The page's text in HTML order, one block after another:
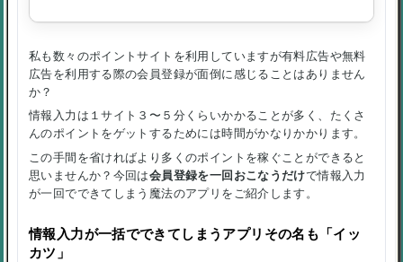
私も数々のポイントサイトを利用していますが有料広告や無料
広告を利用する際の会員登録が面倒に感じることはありません
か？
情報入力は１サイト３〜５分くらいかかることが多く、たくさ
んのポイントをゲットするためには時間がかなりかかります。
この手間を省ければより多くのポイントを稼ぐことができると
思いませんか？今回は会員登録を一回おこなうだけで情報入力
が一回でできてしまう魔法のアプリをご紹介します。
情報入力が一括でできてしまうアプリその名も「イッ
カツ」